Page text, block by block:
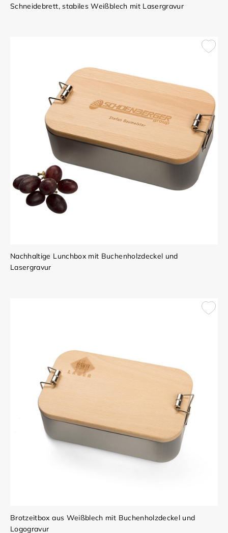
Schneidebrett, stabiles Weißblech mit Lasergravur
Nachhaltige Lunchbox mit Buchenholzdeckel und
Lasergravur
Brotzeitbox aus Weißblech mit Buchenholzdeckel und
Logogravur